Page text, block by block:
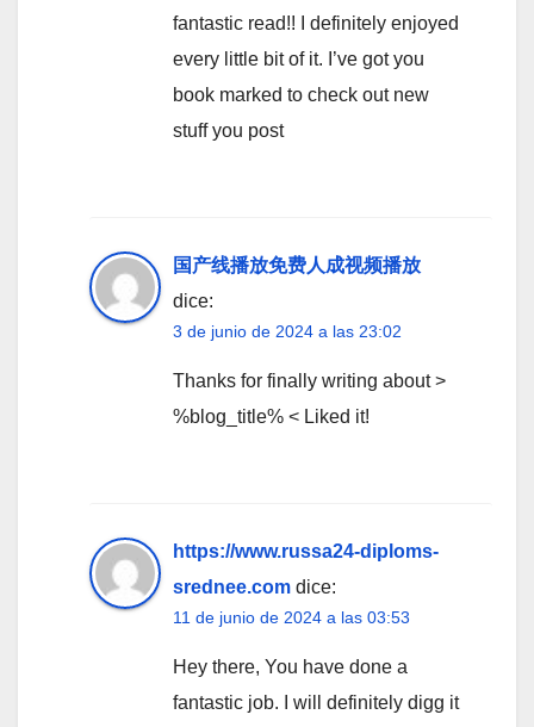
fantastic read!! I definitely enjoyed
every little bit of it. I’ve got you
book marked to check out new
stuff you post
国产线播放免费人成视频播放
dice:
3 de junio de 2024 a las 23:02
Thanks for finally writing about >
%blog_title% < Liked it!
https://www.russa24-diploms-
srednee.com dice:
11 de junio de 2024 a las 03:53
Hey there, You have done a
fantastic job. I will definitely digg it